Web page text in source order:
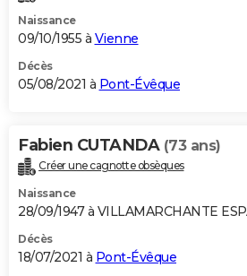
Naissance
09/10/1955 à Vienne
Décès
05/08/2021 à Pont-Évêque
Fabien CUTANDA (73 ans)
Créer une cagnotte obsèques
Naissance
28/09/1947 à VILLAMARCHANTE
Décès
18/07/2021 à Pont-Évêque